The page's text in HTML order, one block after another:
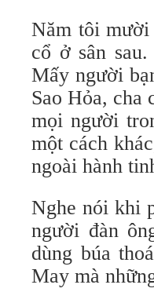
Năm tôi
cổ ở sân
Mấy người
Sao Hỏa, cha
mọi người
một cách
ngoài hành
Nghe nói khi
người đàn
dùng búa
May mà